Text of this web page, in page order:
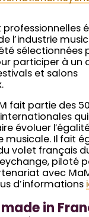
professionnelles
l’industrie
sélectionnées
participer à un
et salons
fait partie des
évoluer
musicale. Il fait
volet français
piloté
avec
d’informations
in